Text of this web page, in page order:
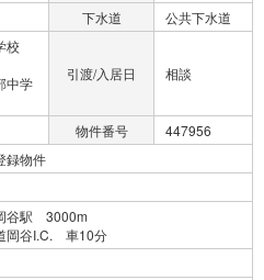
下水道 公共下水道
校
中学
引渡/入居日 相談
物件番号
447956
録物件
谷駅 3000m
岡谷I.C. 車10分